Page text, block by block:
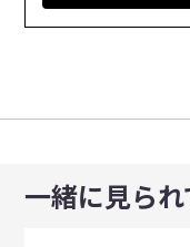
一緒に見ら